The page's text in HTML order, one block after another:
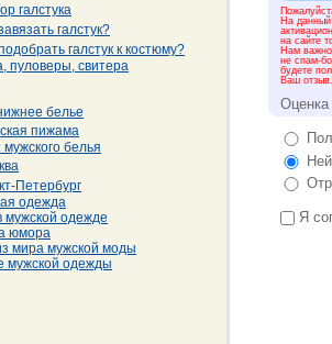
галстука
галстук?
галстук к костюму?
пуловеры, свитера
белье
пижама
белья
Петербург
одежда
мужской одежде
юмора
мира мужской моды
мужской одежды
На данный
на сайте
Нам важно
не спам-
будете
Ваш отзыв.
Оценка
Я